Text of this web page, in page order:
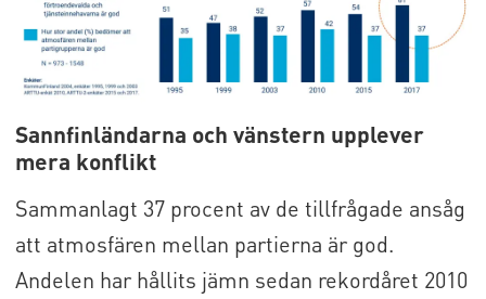
Sannfinländarna och vänstern upplever
mera konflikt
Sammanlagt 37 procent av de tillfrågade ansåg
att atmosfären mellan partierna är god.
Andelen har hållits jämn sedan rekordåret 2010